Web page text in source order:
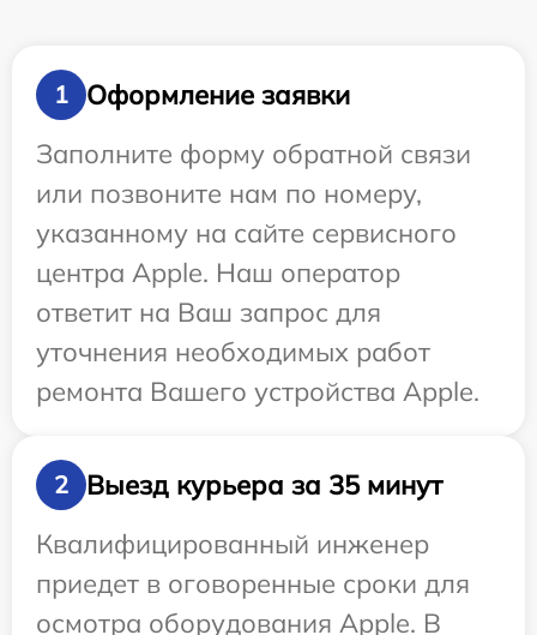
1
Оформление заявки
Заполните форму обратной связи
или позвоните нам по номеру,
указанному на сайте сервисного
центра Apple. Наш оператор
ответит на Ваш запрос для
уточнения необходимых работ
ремонта Вашего устройства Apple.
2
Выезд курьера за 35 минут
Квалифицированный инженер
приедет в оговоренные сроки для
осмотра оборудования Apple. В